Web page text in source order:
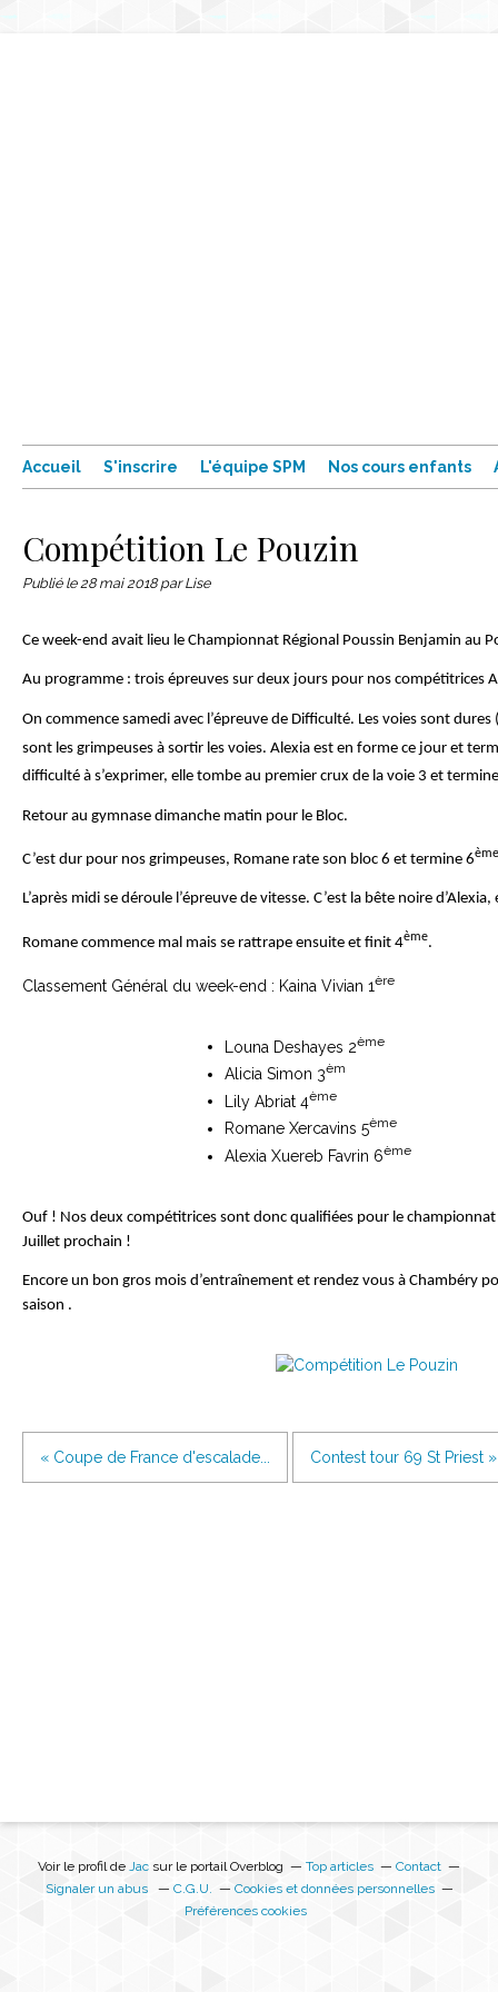
Accueil S'inscrire L'équipe SPM Nos cours enfants
Compétition Le Pouzin
Publié le28 mai 2018par Lise
Ce week-end avait lieu le Championnat Régional Poussin Benjamin au
Au programme : trois épreuves sur deux jours pour nos compétitrices
On commence samedi avec l’épreuve de Difficulté. Les voies sont
sont les grimpeuses à sortir les voies. Alexia est en forme ce jour et
difficulté à s’exprimer, elle tombe au premier crux de la voie 3 et
Retour au gymnase dimanche matin pour le Bloc.
C’est dur pour nos grimpeuses, Romane rate son bloc 6 et termine 6ème
L’après midi se déroule l’épreuve de vitesse. C’est la bête noire
Romane commence mal mais se rattrape ensuite et finit 4ème.
Classement Général du week-end : Kaina Vivian 1ère
Louna Deshayes 2ème
Alicia Simon 3èm
Lily Abriat 4ème
Romane Xercavins 5ème
Alexia Xuereb Favrin 6ème
Ouf ! Nos deux compétitrices sont donc qualifiées pour le championnat
Juillet prochain !
Encore un bon gros mois d’entraînement et rendez vous à Chambéry
saison .
« Coupe de France d'escalade... Contest tour 69 St Priest »
Voir le profil de Jac sur le portail Overblog Top articles
Contact
Signaler un abus
C.G.U.
Cookies et données personnelles
Préférences cookies